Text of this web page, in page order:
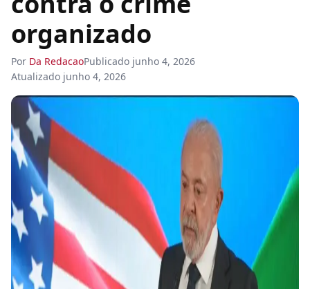
organizado
Por Da RedacaoPublicado junho 4, 2026
Atualizado junho 4, 2026